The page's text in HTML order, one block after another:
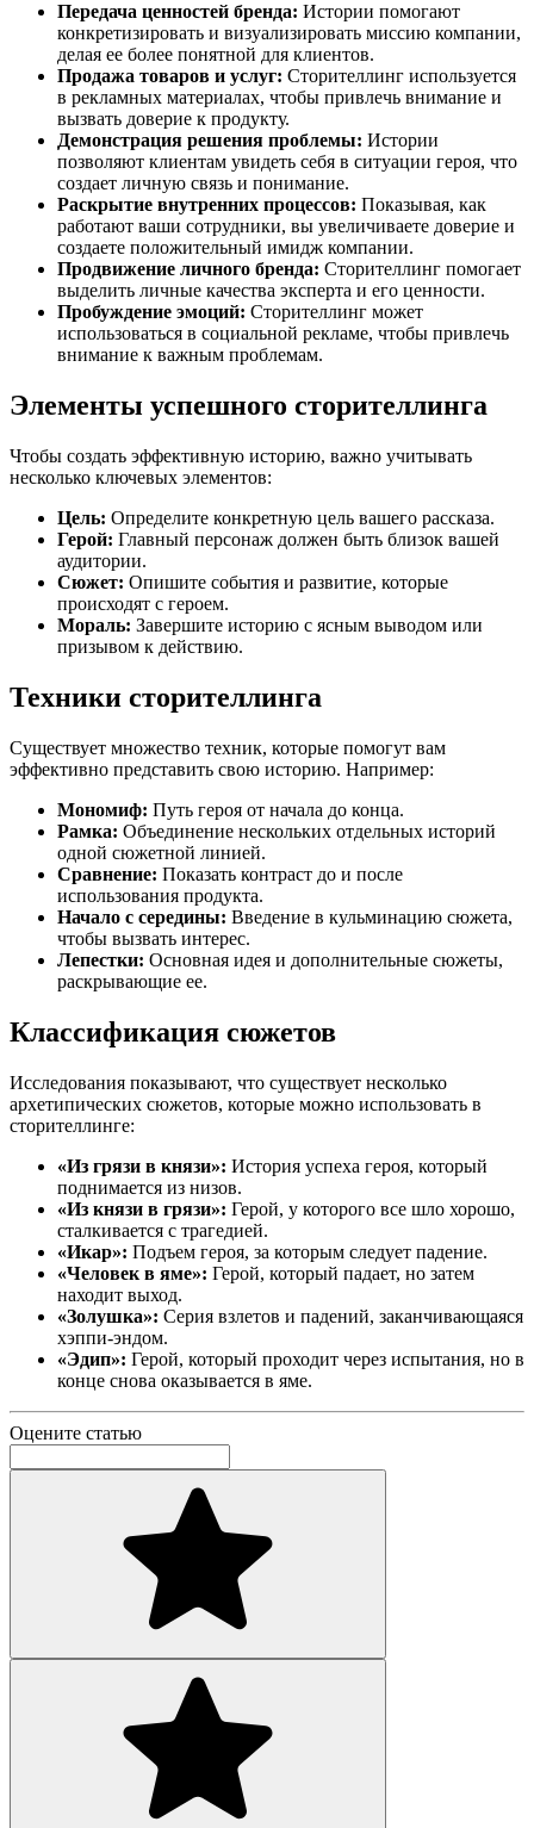
Передача ценностей бренда: Истории помогают
конкретизировать и визуализировать миссию компании,
делая ее более понятной для клиентов.
Продажа товаров и услуг: Сторителлинг используется
в рекламных материалах, чтобы привлечь внимание и
вызвать доверие к продукту.
Демонстрация решения проблемы: Истории
позволяют клиентам увидеть себя в ситуации героя, что
создает личную связь и понимание.
Раскрытие внутренних процессов: Показывая, как
работают ваши сотрудники, вы увеличиваете доверие и
создаете положительный имидж компании.
Продвижение личного бренда: Сторителлинг помогает
выделить личные качества эксперта и его ценности.
Пробуждение эмоций: Сторителлинг может
использоваться в социальной рекламе, чтобы привлечь
внимание к важным проблемам.
Элементы успешного сторителлинга
Чтобы создать эффективную историю, важно учитывать
несколько ключевых элементов:
Цель: Определите конкретную цель вашего рассказа.
Герой: Главный персонаж должен быть близок вашей
аудитории.
Сюжет: Опишите события и развитие, которые
происходят с героем.
Мораль: Завершите историю с ясным выводом или
призывом к действию.
Техники сторителлинга
Существует множество техник, которые помогут вам
эффективно представить свою историю. Например:
Мономиф: Путь героя от начала до конца.
Рамка: Объединение нескольких отдельных историй
одной сюжетной линией.
Сравнение: Показать контраст до и после
использования продукта.
Начало с середины: Введение в кульминацию сюжета,
чтобы вызвать интерес.
Лепестки: Основная идея и дополнительные сюжеты,
раскрывающие ее.
Классификация сюжетов
Исследования показывают, что существует несколько
архетипических сюжетов, которые можно использовать в
сторителлинге:
«Из грязи в князи»: История успеха героя, который
поднимается из низов.
«Из князи в грязи»: Герой, у которого все шло хорошо,
сталкивается с трагедией.
«Икар»: Подъем героя, за которым следует падение.
«Человек в яме»: Герой, который падает, но затем
находит выход.
«Золушка»: Серия взлетов и падений, заканчивающаяся
хэппи-эндом.
«Эдип»: Герой, который проходит через испытания, но в
конце снова оказывается в яме.
Оцените статью